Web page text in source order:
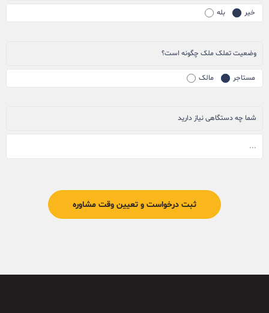
خیر بله
وضعیت تملک ملک چگونه است؟
مستاجر مالک
شما چه دستگاهی نیاز دارید